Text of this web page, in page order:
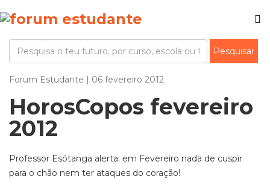
Forum Estudante | 06 fevereiro 2012
HorosCopos fevereiro
2012
Professor Esótanga alerta: em Fevereiro nada de cuspir
para o chão nem ter ataques do coração!